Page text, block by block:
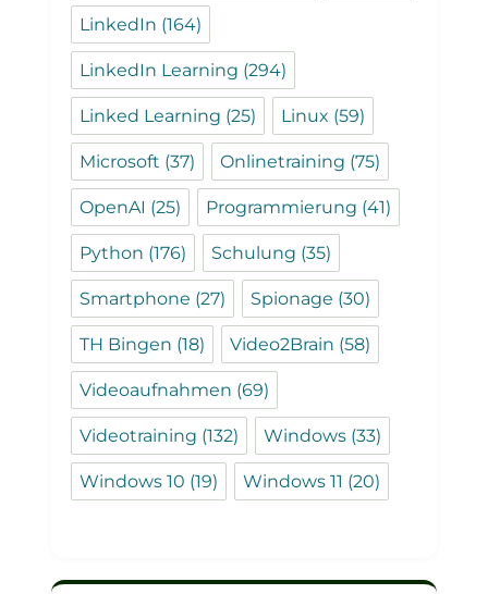
LinkedIn (164)
LinkedIn Learning (294)
Linked Learning (25) Linux (59)
Microsoft (37) Onlinetraining (75)
OpenAI (25) Programmierung (41)
Python (176) Schulung (35)
Smartphone (27) Spionage (30)
TH Bingen (18) Video2Brain (58)
Videoaufnahmen (69)
Videotraining (132) Windows (33)
Windows 10 (19) Windows 11 (20)